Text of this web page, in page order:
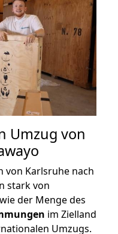
Umzug von
von Karlsruhe nach
stark von
der Menge des
im Zielland
Umzugs.